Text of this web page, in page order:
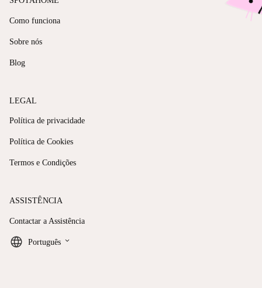
Como funciona
Sobre nós
Blog
LEGAL
Política de privacidade
Política de Cookies
Termos e Condições
ASSISTÊNCIA
Contactar a Assistência
Português keyboard_arrow_down